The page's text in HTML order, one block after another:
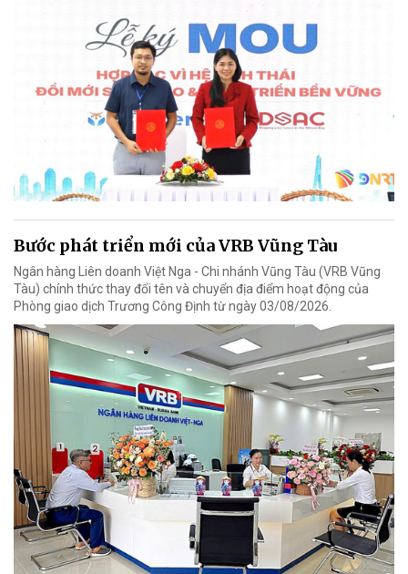
Bước phát triển mới của VRB Vũng Tàu
Ngân hàng Liên doanh Việt Nga - Chi nhánh Vũng Tàu (VRB Vũng
Tàu) chính thức thay đổi tên và chuyển địa điểm hoạt động của
Phòng giao dịch Trương Công Định từ ngày 03/08/2026.